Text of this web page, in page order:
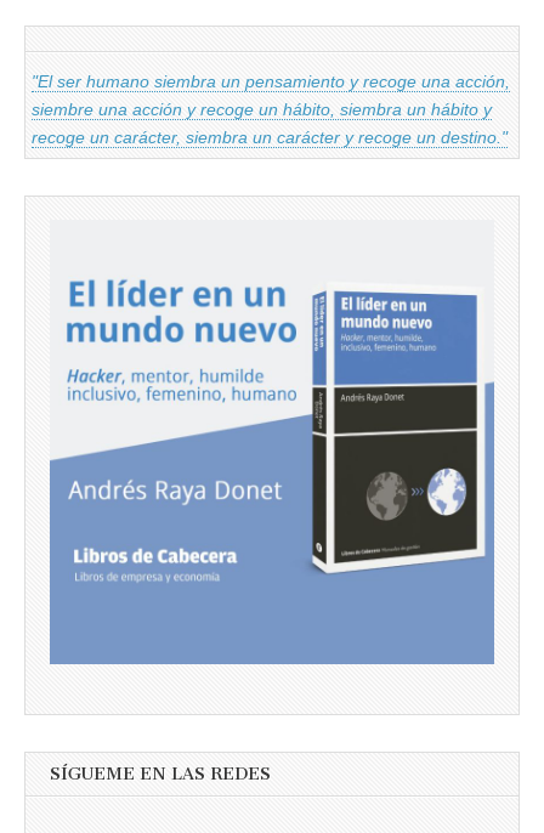
"El ser humano siembra un pensamiento y recoge una acción,
siembre una acción y recoge un hábito, siembra un hábito y
recoge un carácter, siembra un carácter y recoge un destino."
SÍGUEME EN LAS REDES